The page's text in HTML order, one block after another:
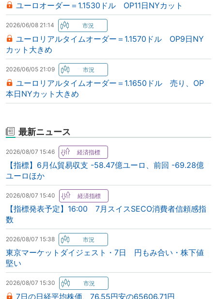
ユーロオーダー＝1.1530ドル OP11日NYカット
2026/06/08 21:14
ユーロリアルタイムオーダー＝1.1570ドル OP9日NY
カット大きめ
2026/06/05 21:09
ユーロリアルタイムオーダー＝1.1650ドル 売り、OP
本日NYカット大きめ
最新ニュース
2026/08/07 15:46
【指標】6月仏貿易収支 -58.47億ユーロ、前回 -69.28億
ユーロほか
2026/08/07 15:40
【指標発表予定】16:00 7月スイスSECO消費者信頼感指
数
2026/08/07 15:38
東京マーケットダイジェスト・7日 円もみ合い・株下値
堅い
2026/08/07 15:30
7日の日経平均株価、76.55円安の65606.71円